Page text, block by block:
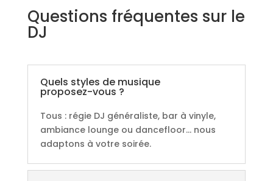
Questions fréquentes sur le
DJ
Quels styles de musique
proposez-vous ?
Tous : régie DJ généraliste, bar à vinyle,
ambiance lounge ou dancefloor… nous
adaptons à votre soirée.